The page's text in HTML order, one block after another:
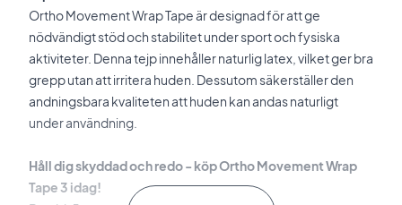
Ortho Movement Wrap Tape är designad för att ge
nödvändigt stöd och stabilitet under sport och fysiska
aktiviteter. Denna tejp innehåller naturlig latex, vilket ger bra
grepp utan att irritera huden. Dessutom säkerställer den
andningsbara kvaliteten att huden kan andas naturligt
under användning.
Håll dig skyddad och redo - köp Ortho Movement Wrap
Tape 3 idag!